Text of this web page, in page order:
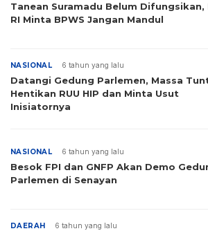
Tanean Suramadu Belum Difungsikan,
RI Minta BPWS Jangan Mandul
NASIONAL 6 tahun yang lalu
Datangi Gedung Parlemen, Massa
Hentikan RUU HIP dan Minta Usut
Inisiatornya
NASIONAL 6 tahun yang lalu
Besok FPI dan GNFP Akan Demo
Parlemen di Senayan
DAERAH 6 tahun yang lalu